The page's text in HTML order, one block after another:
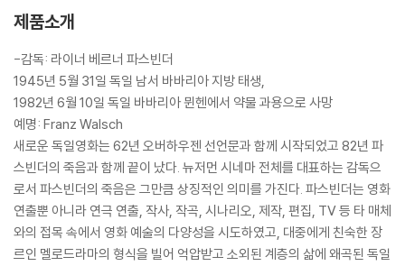
제품소개
-감독: 라이너 베르너 파스빈더
1945년 5월 31일 독일 남서 바바리아 지방 태생,
1982년 6월 10일 독일 바바리아 뮌헨에서 약물 과용으로 사망
예명: Franz Walsch
새로운 독일영화는 62년 오버하우젠 선언문과 함께 시작되었고 82년 파
스빈더의 죽음과 함께 끝이 났다. 뉴저먼 시네마 전체를 대표하는 감독으
로서 파스빈더의 죽음은 그만큼 상징적인 의미를 가진다. 파스빈더는 영화
연출뿐 아니라 연극 연출, 작사, 작곡, 시나리오, 제작, 편집, TV 등 타 매체
와의 접목 속에서 영화 예술의 다양성을 시도하였고, 대중에게 친숙한 장
르인 멜로드라마의 형식을 빌어 억압받고 소외된 계층의 삶에 왜곡된 독일